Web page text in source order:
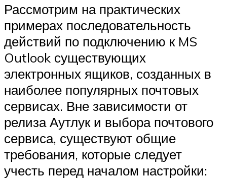
Рассмотрим на практических
примерах последовательность
действий по подключению к MS
Outlook существующих
электронных ящиков, созданных в
наиболее популярных почтовых
сервисах. Вне зависимости от
релиза Аутлук и выбора почтового
сервиса, существуют общие
требования, которые следует
учесть перед началом настройки: